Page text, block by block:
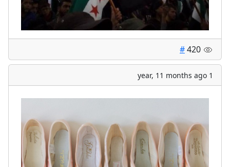
#
1 year, 11 months ago